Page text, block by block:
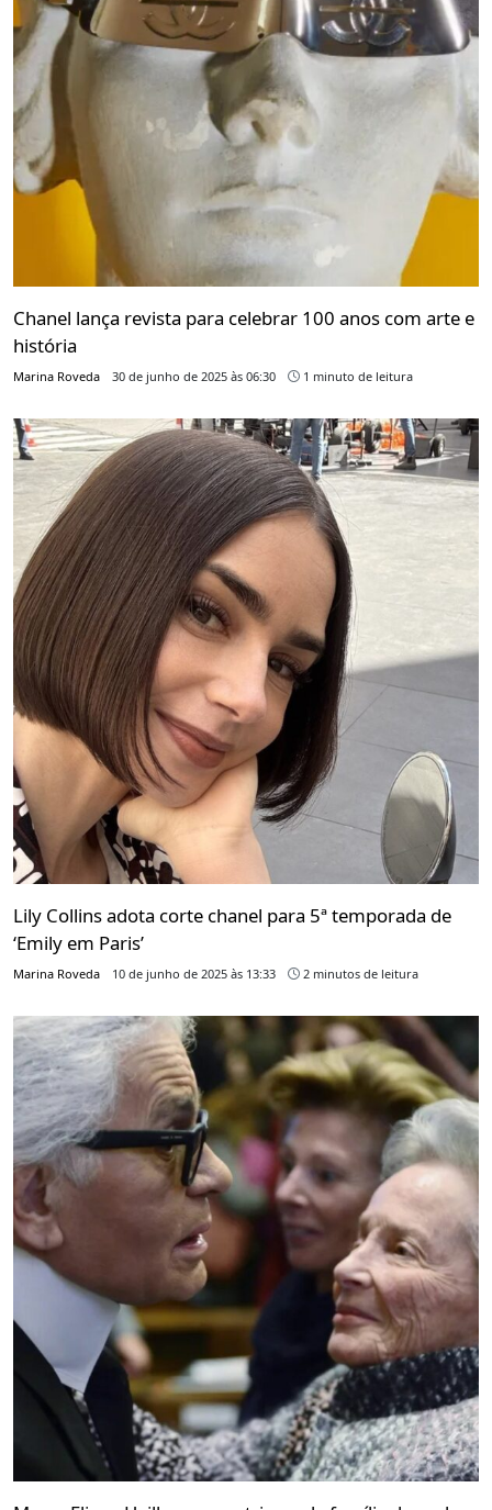
Chanel lança revista para celebrar 100 anos com arte e
história
Marina Roveda 30 de junho de 2025 às 06:30 1 minuto de leitura
Lily Collins adota corte chanel para 5ª temporada de
‘Emily em Paris’
Marina Roveda 10 de junho de 2025 às 13:33 2 minutos de leitura